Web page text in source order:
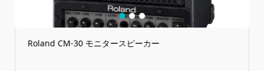
Roland CM-30 モニタースピーカー
1 2 3